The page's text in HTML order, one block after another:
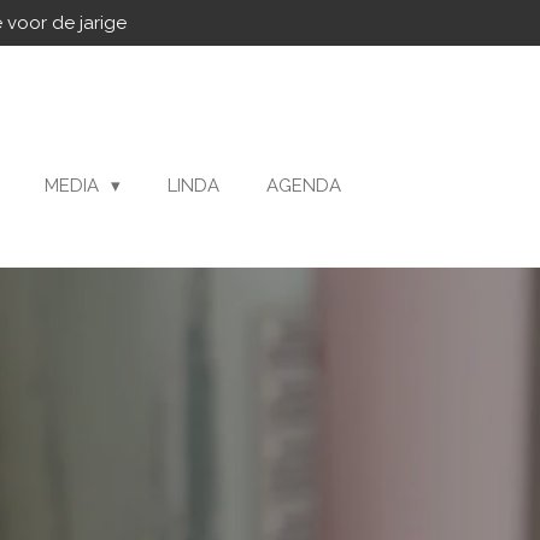
voor de jarige
MEDIA LINDA AGENDA